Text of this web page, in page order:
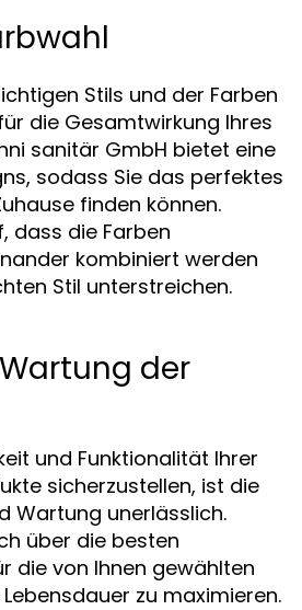
Stils und der Farben
die Gesamtwirkung Ihres
sanitär GmbH bietet eine
sodass Sie das perfektes
finden können.
dass die Farben
kombiniert werden
Stil unterstreichen.
der
und Funktionalität Ihrer
sicherzustellen, ist die
Wartung unerlässlich.
über die besten
die von Ihnen gewählten
zu maximieren.